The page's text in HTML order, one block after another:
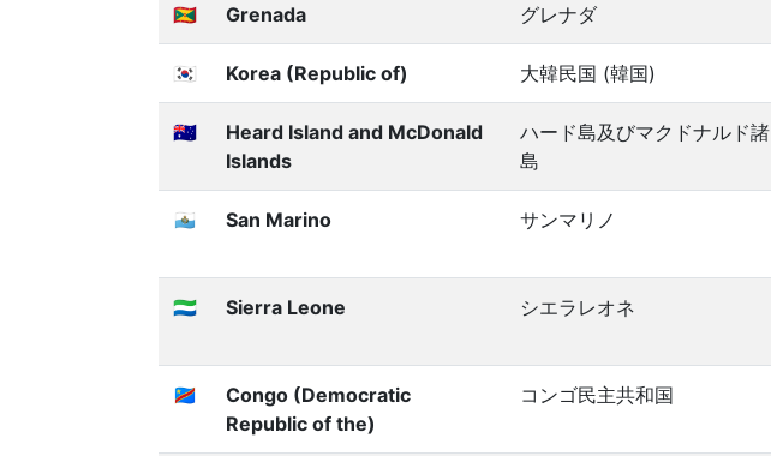
🇬🇩 Grenada グレナダ
🇰🇷 Korea (Republic of) 大韓民国 (韓国)
🇭🇲
Heard Island and McDonald
Islands
ハード島及びマクドナルド諸
島
🇸🇲 San Marino サンマリノ
🇸🇱 Sierra Leone シエラレオネ
🇨🇩
Congo (Democratic
Republic of the)
コンゴ民主共和国